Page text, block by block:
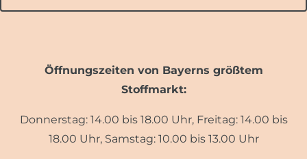
Öffnungszeiten von Bayerns größtem
Stoffmarkt:
Donnerstag: 14.00 bis 18.00 Uhr, Freitag: 14.00 bis
18.00 Uhr, Samstag: 10.00 bis 13.00 Uhr